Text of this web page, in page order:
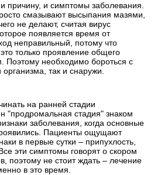
причину, и симптомы заболевания.
смазывают высыпания мазями,
не делают, считая вирус
появляется время от
неправильный, потому что
только проявление общего
Поэтому необходимо бороться с
так и снаружи.
на ранней стадии
"продромальная стадия" знаком
заболевания, когда основные
Пациенты ощущают
в первые сутки – припухлость,
эти симптомы говорят о скором
поэтому не стоит ждать – лечение
в это время.